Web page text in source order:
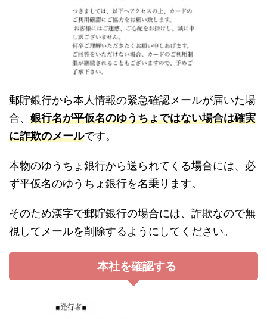
郵貯銀行から本人情報の緊急確認メールが届いた場
合、 銀行名が平仮名のゆうちょではない場合は確実
に詐欺のメールです。
本物のゆうちょ銀行から送られてくる場合には、必
ず平仮名のゆうちょ銀行を名乗ります。
そのため漢字で郵貯銀行の場合には、詐欺なので無
視してメールを削除するようにしてください。
本社を確認する